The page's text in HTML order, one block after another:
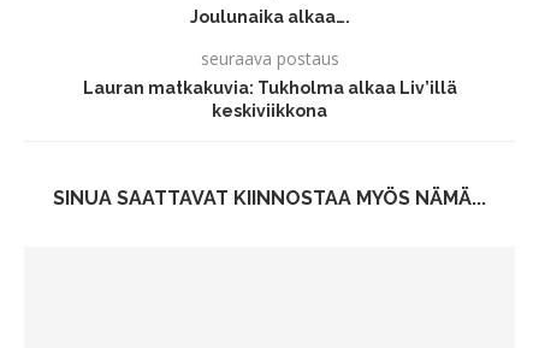
Joulunaika alkaa….
seuraava postaus
Lauran matkakuvia: Tukholma alkaa Liv’illä
keskiviikkona
SINUA SAATTAVAT KIINNOSTAA MYÖS NÄMÄ...